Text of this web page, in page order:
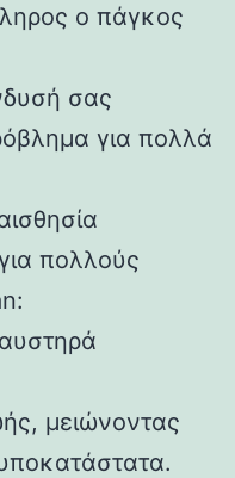
ο πάγκος
σας
για πολλά
πολλούς
μειώνοντας